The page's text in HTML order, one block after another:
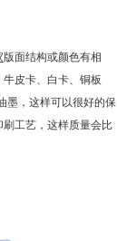
版面结构或颜色有相
皮卡、白卡、铜板
墨，这样可以很好的保
工艺，这样质量会比